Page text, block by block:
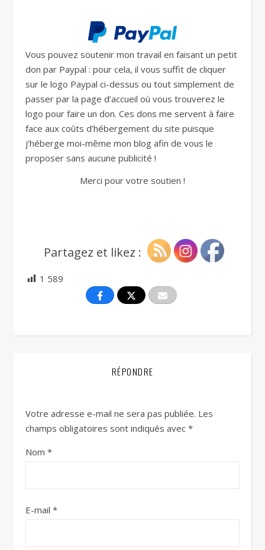
Vous pouvez soutenir mon travail en faisant un petit
don par Paypal : pour cela, il vous suffit de cliquer
sur le logo Paypal ci-dessus ou tout simplement de
passer par la page d’accueil où vous trouverez le
logo pour faire un don. Ces dons me servent à faire
face aux coûts d’hébergement du site puisque
j’héberge moi-même mon blog afin de vous le
proposer sans aucune publicité !
Merci pour votre soutien !
Partagez et likez :
1 589
RÉPONDRE
Votre adresse e-mail ne sera pas publiée. Les
champs obligatoires sont indiqués avec *
Nom *
E-mail *